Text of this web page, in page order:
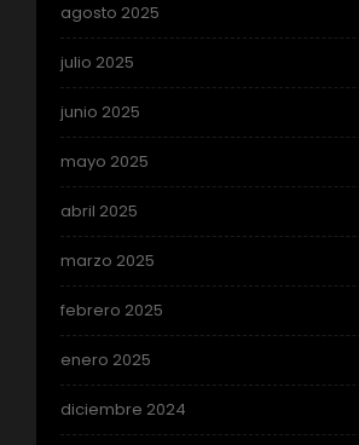
agosto 2025
julio 2025
junio 2025
mayo 2025
abril 2025
marzo 2025
febrero 2025
enero 2025
diciembre 2024